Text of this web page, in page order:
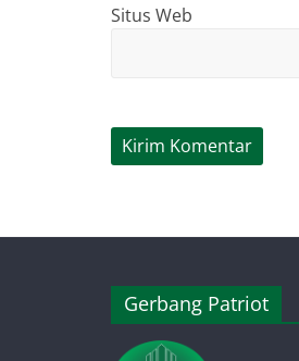
Situs Web
Gerbang Patriot